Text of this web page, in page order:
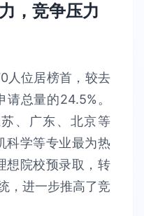
，竞争压力
人位居榜首，较去
总量的24.5%。
、广东、北京等
科学等专业最为热
想院校预录取，转
，进一步推高了竞